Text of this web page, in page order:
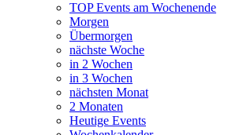
TOP Events am Wochenende
Morgen
Übermorgen
nächste Woche
in 2 Wochen
in 3 Wochen
nächsten Monat
2 Monaten
Heutige Events